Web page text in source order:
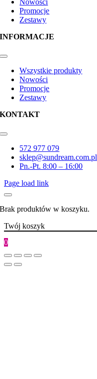
Promocje
Zestawy
INFORMACJE
Toggle
NavigationWszystkie produkty
Nowości
Promocje
Zestawy
KONTAKT
Toggle
Navigation572 977 079
sklep@sundream.com.pl
Pn.-Pt. 8:00 – 16:00
Page load link
Brak produktów w koszyku.
Twój koszyk
0